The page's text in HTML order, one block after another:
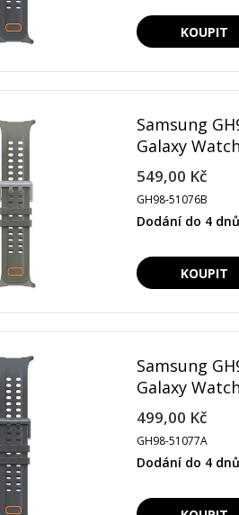
Samsung
Galaxy
549,00 Kč
GH98-51076B
Dodání do 4 dnů
Samsung
Galaxy
499,00 Kč
GH98-51077A
Dodání do 4 dnů